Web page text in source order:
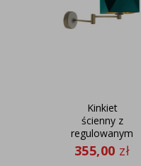
Kinkiet
ścienny z
regulowanym
ramieniem w
płaszczyźnie
355,00 zł